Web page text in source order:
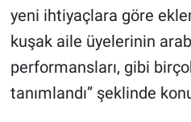
yeni ihtiyaçlara göre
kuşak aile üyelerinin
performansları, gibi
tanımlandı” şeklinde